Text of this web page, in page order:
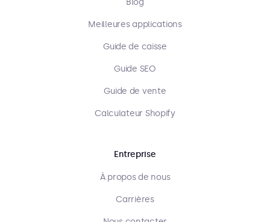
Blog
Meilleures applications
Guide de caisse
Guide SEO
Guide de vente
Calculateur Shopify
Entreprise
À propos de nous
Carrières